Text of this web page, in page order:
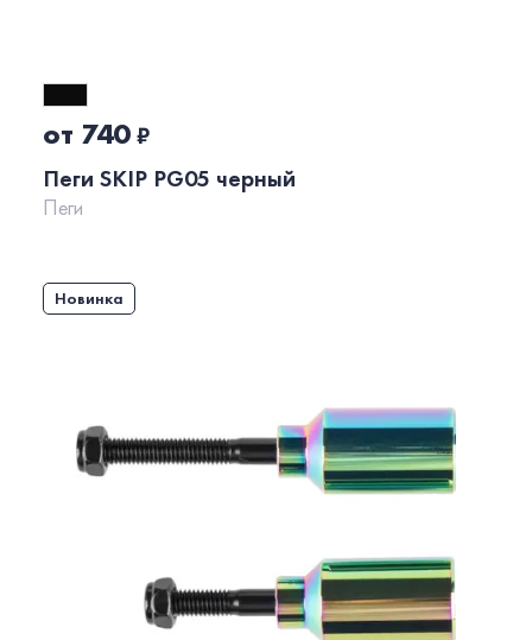
от 740₽
Пеги SKIP PG05 черный
Пеги
Новинка